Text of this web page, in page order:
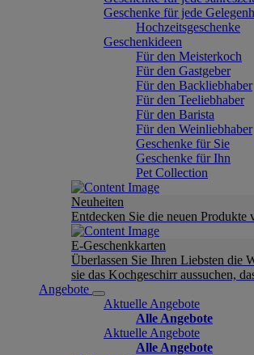
Geschenke für jede
Hochzeitsgeschenke
Geschenkideen
Für den Meisterkoch
Für den Gastgeber
Für den Backliebhaber
Für den Teeliebhaber
Für den Barista
Für den Weinliebhaber
Geschenke für Sie
Geschenke für Ihn
Pet Collection
Neuheiten
Entdecken Sie die neuen Produkte
E-Geschenkkarten
Überlassen Sie Ihren Liebsten die
sie das Kochgeschirr aussuchen,
Angebote
Aktuelle Angebote
Alle Angebote
Aktuelle Angebote
Alle Angebote